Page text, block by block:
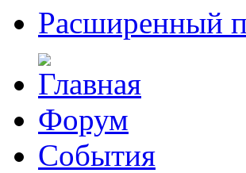
Расширенный
Форум
События